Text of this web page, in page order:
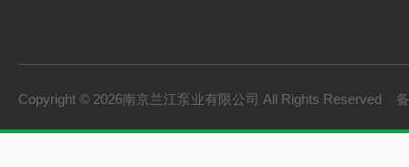
Copyright © 2026南京兰江泵业有限公司 All Rights Reserved